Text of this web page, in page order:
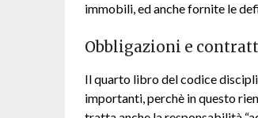
immobili, ed anche fornite le
Obbligazioni e
Il quarto libro del codice
importanti, perchè in questo